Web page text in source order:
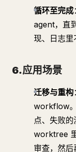
循环至完成
agent，直
现、日志里
6.应用场景
迁移与重构
workflow。
点、失败
worktree
审查，然